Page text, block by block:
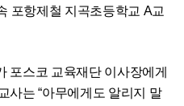
포항제철 지곡초등학교 A교
포스코 교육재단 이사장에게
사는 “아무에게도 알리지 말